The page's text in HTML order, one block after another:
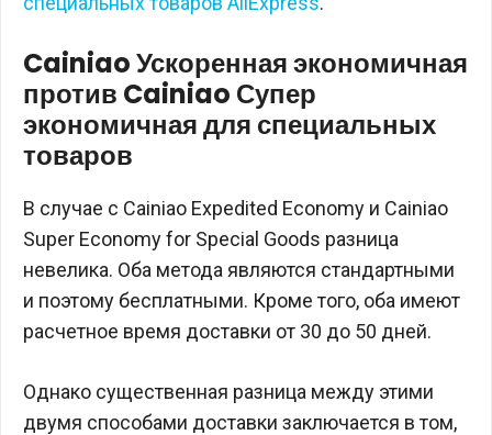
Cainiao Ускоренная экономичная
против Cainiao Супер
экономичная для специальных
товаров
В случае с Cainiao Expedited Economy и Cainiao
Super Economy for Special Goods разница
невелика. Оба метода являются стандартными
и поэтому бесплатными. Кроме того, оба имеют
расчетное время доставки от 30 до 50 дней.
Однако существенная разница между этими
двумя способами доставки заключается в том,